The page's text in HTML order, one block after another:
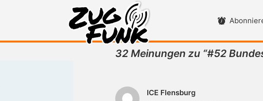
Zugfunk-Podcast
32 Meinungen zu “#52
ICE Flensburg